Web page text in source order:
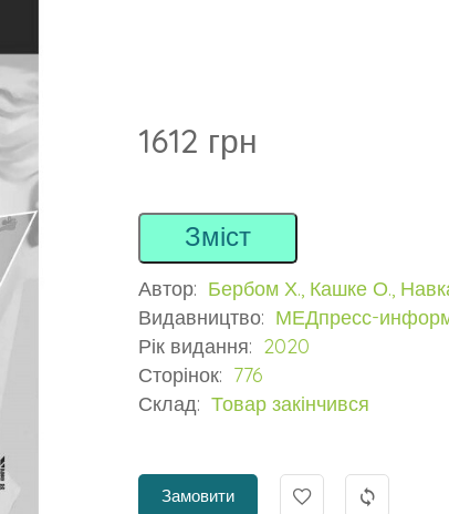
1612 грн
Зміст
Автор: Бербом Х., Кашке О.,
Видавництво: МЕДпресс-
Рік видання: 2020
Сторінок: 776
Склад: Товар закінчився
Замовити